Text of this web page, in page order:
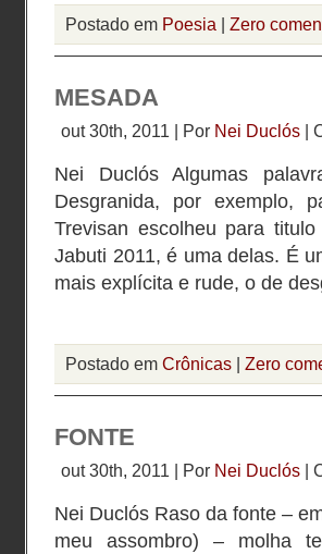
Postado em Poesia | Zero
MESADA
out 30th, 2011 | Por Nei Duclós |
Nei Duclós Algumas
Desgranida, por exemplo,
Trevisan escolheu para
Jabuti 2011, é uma delas. É
mais explícita e rude, o de
Postado em Crônicas | Zero
FONTE
out 30th, 2011 | Por Nei Duclós |
Nei Duclós Raso da fonte –
meu assombro) – molha